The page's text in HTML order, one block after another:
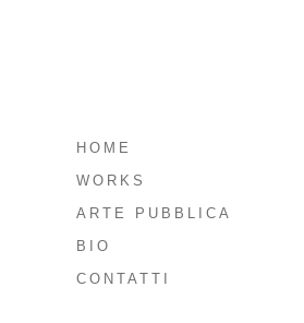
HOME
WORKS
ARTE PUBBLICA
BIO
CONTATTI